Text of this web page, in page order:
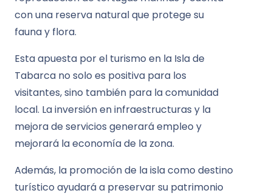
con una reserva natural que protege su
fauna y flora.
Esta apuesta por el turismo en la Isla de
Tabarca no solo es positiva para los
visitantes, sino también para la comunidad
local. La inversión en infraestructuras y la
mejora de servicios generará empleo y
mejorará la economía de la zona.
Además, la promoción de la isla como destino
turístico ayudará a preservar su patrimonio